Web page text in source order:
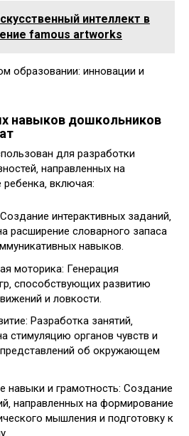
интеллект в
famous artworks
навыков дошкольников
для разработки
направленных на
включая:
интерактивных заданий‚
расширение словарного запаса
навыков.
моторика: Генерация
способствующих развитию
и ловкости.
Разработка занятий‚
стимуляцию органов чувств и
об окружающем
навыки и грамотность: Создание
направленных на формирование
мышления и подготовку к